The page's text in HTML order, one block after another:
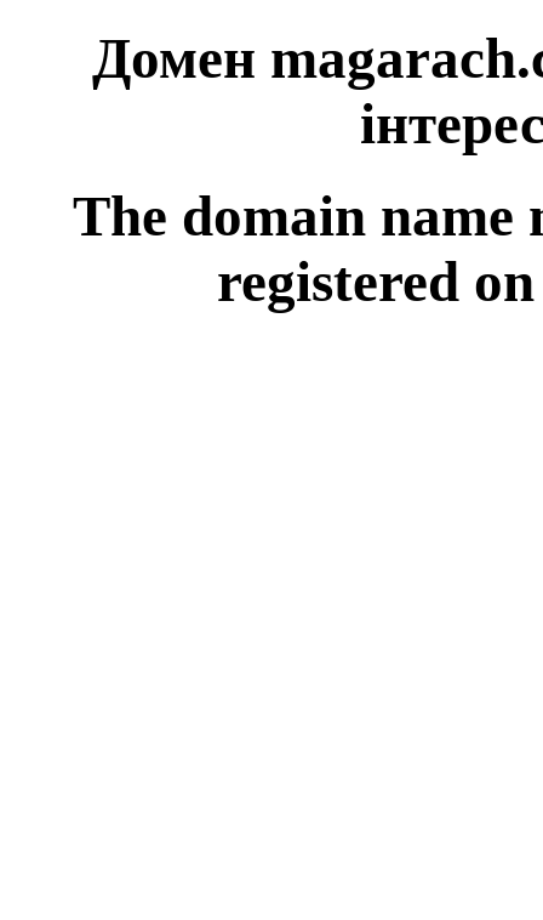
Домен
The domain name
registered